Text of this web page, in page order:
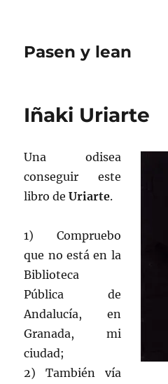
Pasen y lean
Iñaki Uriarte
Una odisea
conseguir este
libro deUriarte.
1) Compruebo
que no está en la
Biblioteca
Pública de
Andalucía, en
Granada, mi
ciudad;
2) También vía